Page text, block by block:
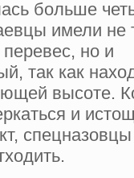
больше
имели не
но и
так как
высоте.
и